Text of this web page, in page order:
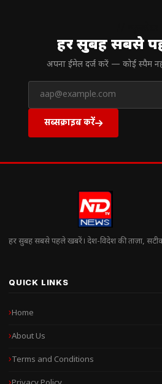
हर सुबह सबसे
अपना ईमेल दर्ज करें — कोई स्पैम
सब्सक्राइब करें
हर सुबह सबसे पहले खबरें। देश-विदेश की ताज़ा, सटीक
QUICK LINKS
Home
About Us
Terms and Conditions